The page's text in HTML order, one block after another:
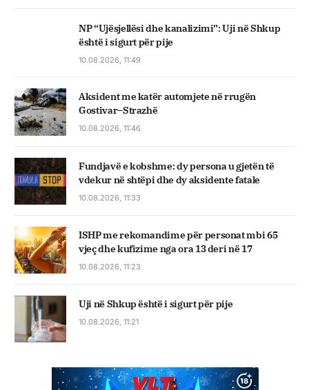
NP “Ujësjellësi dhe kanalizimi”: Uji në Shkup
është i sigurt për pije
10.08.2026, 11:49
Aksident me katër automjete në rrugën
Gostivar–Strazhë
10.08.2026, 11:46
Fundjavë e kobshme: dy persona u gjetën të
vdekur në shtëpi dhe dy aksidente fatale
10.08.2026, 11:33
ISHP me rekomandime për personat mbi 65
vjeç dhe kufizime nga ora 13 deri në 17
10.08.2026, 11:23
Uji në Shkup është i sigurt për pije
10.08.2026, 11:21